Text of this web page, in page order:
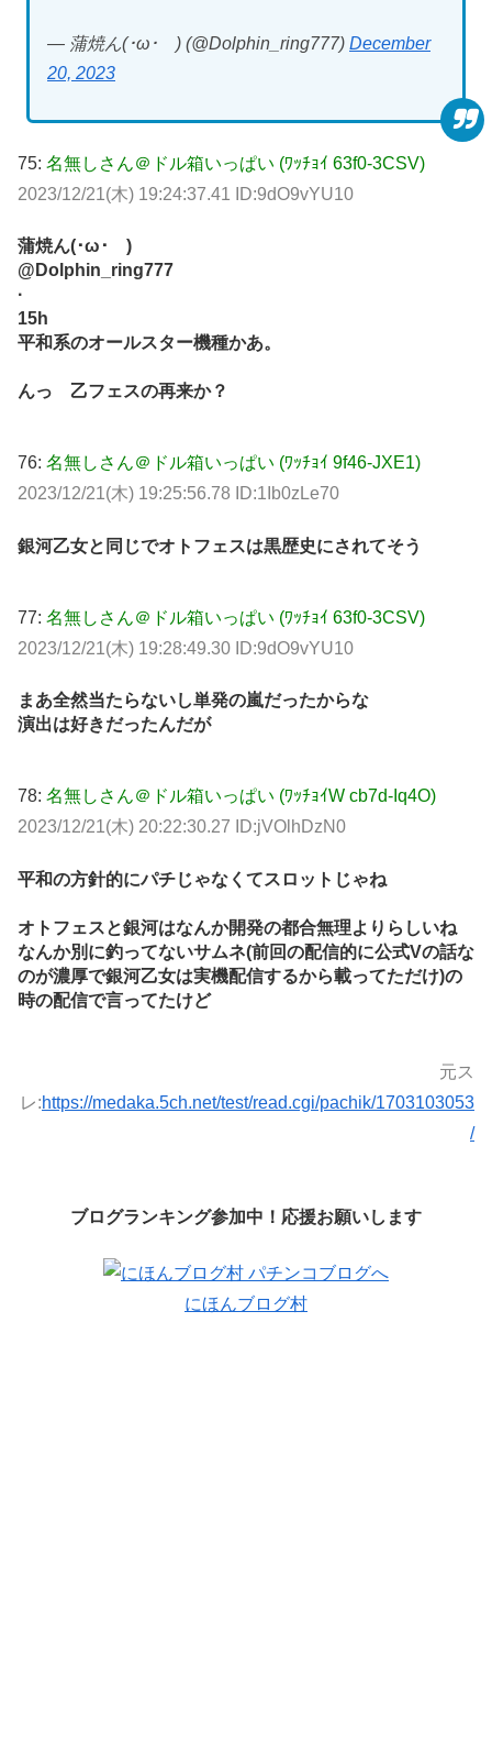
— 蒲焼ん(･ω･ ) (@Dolphin_ring777) December
20, 2023
75: 名無しさん＠ドル箱いっぱい (ﾜｯﾁｮｲ 63f0-3CSV)
2023/12/21(木) 19:24:37.41 ID:9dO9vYU10
蒲焼ん(･ω･ )
@Dolphin_ring777
·
15h
平和系のオールスター機種かあ。
んっ 乙フェスの再来か？
76: 名無しさん＠ドル箱いっぱい (ﾜｯﾁｮｲ 9f46-JXE1)
2023/12/21(木) 19:25:56.78 ID:1Ib0zLe70
銀河乙女と同じでオトフェスは黒歴史にされてそう
77: 名無しさん＠ドル箱いっぱい (ﾜｯﾁｮｲ 63f0-3CSV)
2023/12/21(木) 19:28:49.30 ID:9dO9vYU10
まあ全然当たらないし単発の嵐だったからな
演出は好きだったんだが
78: 名無しさん＠ドル箱いっぱい (ﾜｯﾁｮｲW cb7d-Iq4O)
2023/12/21(木) 20:22:30.27 ID:jVOlhDzN0
平和の方針的にパチじゃなくてスロットじゃね
オトフェスと銀河はなんか開発の都合無理よりらしいね
なんか別に釣ってないサムネ(前回の配信的に公式Vの話な
のが濃厚で銀河乙女は実機配信するから載ってただけ)の
時の配信で言ってたけど
元ス
レ:https://medaka.5ch.net/test/read.cgi/pachik/1703103053
/
ブログランキング参加中！応援お願いします
にほんブログ村